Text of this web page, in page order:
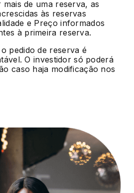
de uma reserva, as
às reservas
e Preço informados
à primeira reserva.
pedido de reserva é
O investidor só poderá
caso haja modificação nos